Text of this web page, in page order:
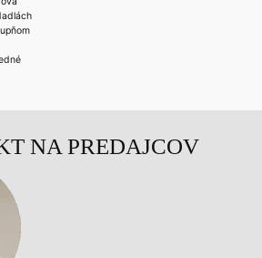
NA PREDAJCOV